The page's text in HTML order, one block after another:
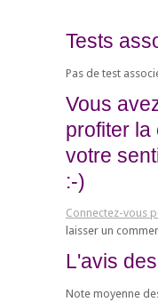
Tests
Pas de test
Vous
profiter la
votre
:-)
Connectez-vous
laisser un
L'avis
Note moyenne